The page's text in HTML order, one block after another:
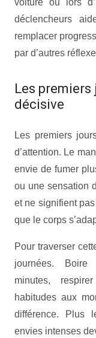
déclencheurs
remplacer
par d’autres
Les premiers
décisive
Les premiers
d’attention. Le
envie de fumer
ou une sensation
et ne signifient
que le corps
Pour traverser
journées. Boire
minutes,
habitudes aux
différence. Plus
envies intenses